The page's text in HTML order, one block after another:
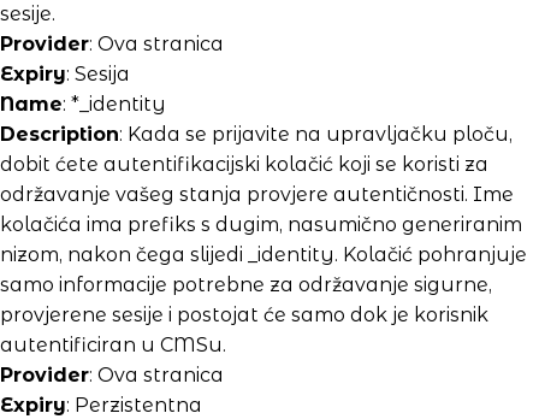
sesije.
Provider: Ova stranica
Expiry: Sesija
Name: *_identity
Description: Kada se prijavite na upravljačku ploču,
dobit ćete autentifikacijski kolačić koji se koristi za
održavanje vašeg stanja provjere autentičnosti. Ime
kolačića ima prefiks s dugim, nasumično generiranim
nizom, nakon čega slijedi _identity. Kolačić pohranjuje
samo informacije potrebne za održavanje sigurne,
provjerene sesije i postojat će samo dok je korisnik
autentificiran u CMSu.
Provider: Ova stranica
Expiry: Perzistentna